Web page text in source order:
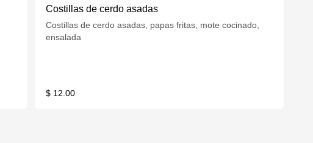
Costillas de cerdo asadas
Costillas de cerdo asadas, papas fritas, mote cocinado,
ensalada
$ 12.00